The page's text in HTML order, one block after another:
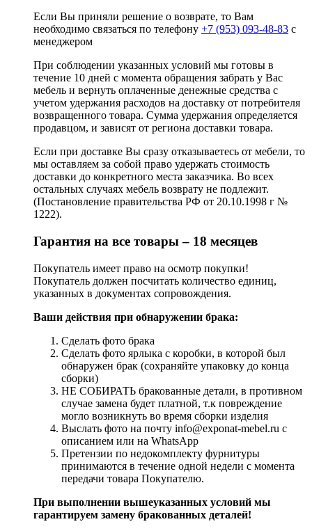
Если Вы приняли решение о возврате, то Вам
необходимо связаться по телефону +7 (953) 093-48-83 с
менеджером
При соблюдении указанных условий мы готовы в
течение 10 дней с момента обращения забрать у Вас
мебель и вернуть оплаченные денежные средства с
учетом удержания расходов на доставку от потребителя
возвращенного товара. Сумма удержания определяется
продавцом, и зависят от региона доставки товара.
Если при доставке Вы сразу отказываетесь от мебели, то
мы оставляем за собой право удержать стоимость
доставки до конкретного места заказчика. Во всех
остальных случаях мебель возврату не подлежит.
(Постановление правительства РФ от 20.10.1998 г №
1222).
Гарантия на все товары – 18 месяцев
Покупатель имеет право на осмотр покупки!
Покупатель должен посчитать количество единиц,
указанных в документах сопровождения.
Ваши действия при обнаружении брака:
Сделать фото брака
Сделать фото ярлыка с коробки, в которой был
обнаружен брак (сохраняйте упаковку до конца
сборки)
НЕ СОБИРАТЬ бракованные детали, в противном
случае замена будет платной, т.к повреждение
могло возникнуть во время сборки изделия
Выслать фото на почту info@exponat-mebel.ru с
описанием или на WhatsApp
Претензии по недокомплекту фурнитуры
принимаются в течение одной недели с момента
передачи товара Покупателю.
При выполнении вышеуказанных условий мы
гарантируем замену бракованных деталей!